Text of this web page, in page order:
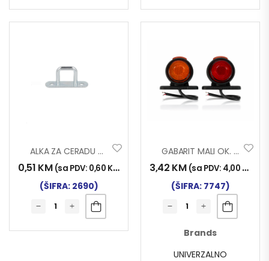
ALKA ZA CERADU KVADRATNA 20mm
0,51 KM (sa PDV: 0,60 KM
(ŠIFRA: 2690)
GABARIT MALI OK. 3F LED CRV/ŽUT
3,42 KM (sa PDV: 4,00 KM
(ŠIFRA: 7747)
Brands
UNIVERZALNO